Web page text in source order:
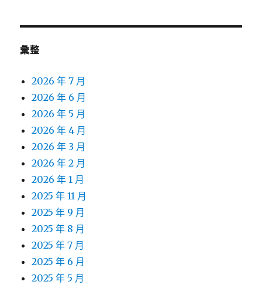
彙整
2026 年 7 月
2026 年 6 月
2026 年 5 月
2026 年 4 月
2026 年 3 月
2026 年 2 月
2026 年 1 月
2025 年 11 月
2025 年 9 月
2025 年 8 月
2025 年 7 月
2025 年 6 月
2025 年 5 月